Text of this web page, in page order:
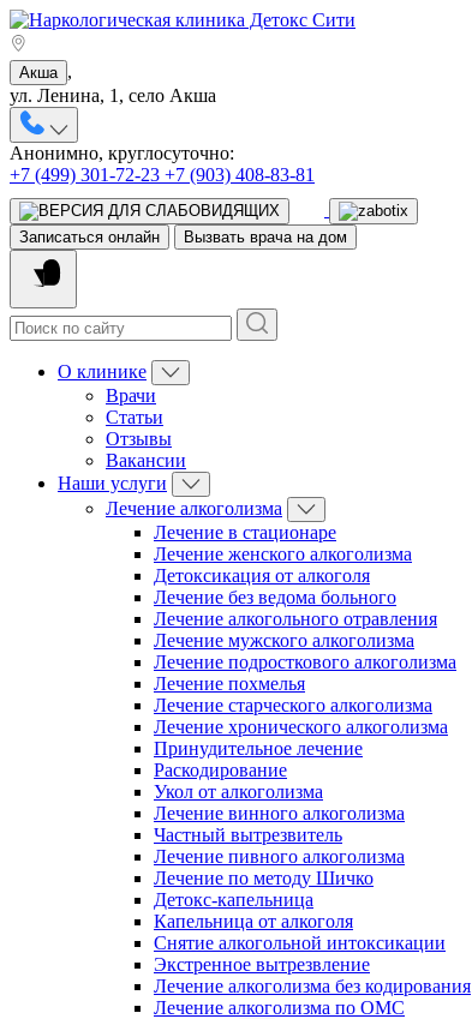
Акша ,
ул. Ленина, 1, село Акша
Анонимно, круглосуточно:
+7 (499) 301-72-23 +7 (903) 408-83-81
Записаться онлайн Вызвать врача на дом
О клинике
Врачи
Статьи
Отзывы
Вакансии
Наши услуги
Лечение алкоголизма
Лечение в стационаре
Лечение женского алкоголизма
Детоксикация от алкоголя
Лечение без ведома больного
Лечение алкогольного отравления
Лечение мужского алкоголизма
Лечение подросткового алкоголизма
Лечение похмелья
Лечение старческого алкоголизма
Лечение хронического алкоголизма
Принудительное лечение
Раскодирование
Укол от алкоголизма
Лечение винного алкоголизма
Частный вытрезвитель
Лечение пивного алкоголизма
Лечение по методу Шичко
Детокс-капельница
Капельница от алкоголя
Снятие алкогольной интоксикации
Экстренное вытрезвление
Лечение алкоголизма без кодирования
Лечение алкоголизма по ОМС